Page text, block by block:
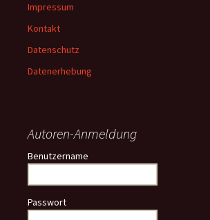
Impressum
Kontakt
Datenschutz
Datenerhebung
Autoren-Anmeldung
Benutzername
Passwort